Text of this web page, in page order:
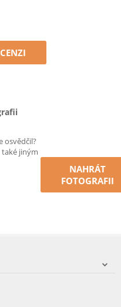
osvědčil?
jiným
NAHRÁT
FOTOGRAFII